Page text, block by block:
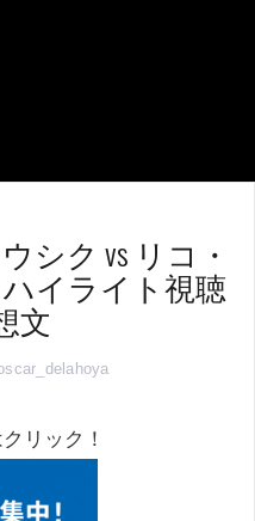
シク vs リコ・
イライト視聴
文
リック！